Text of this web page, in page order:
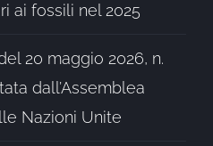
ai fossili nel 2025
20 maggio 2026, n.
dall’Assemblea
Nazioni Unite